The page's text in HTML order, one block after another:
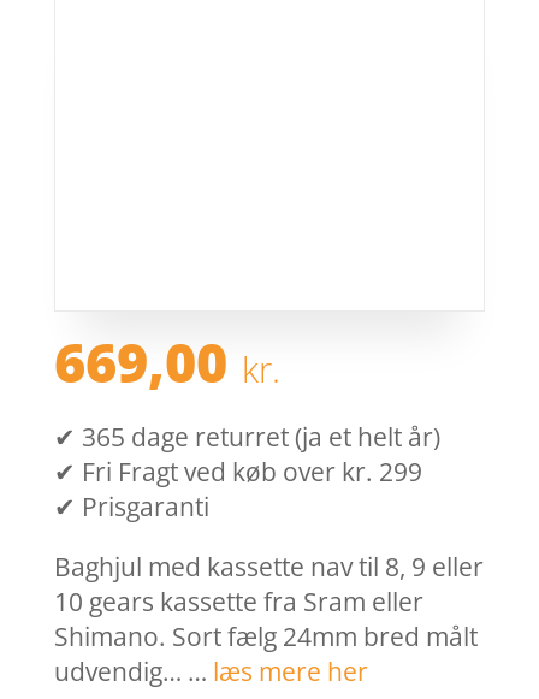
669,00 kr.
✔ 365 dage returret (ja et helt år)
✔ Fri Fragt ved køb over kr. 299
✔ Prisgaranti
Baghjul med kassette nav til 8, 9 eller
10 gears kassette fra Sram eller
Shimano. Sort fælg 24mm bred målt
udvendig… … læs mere her